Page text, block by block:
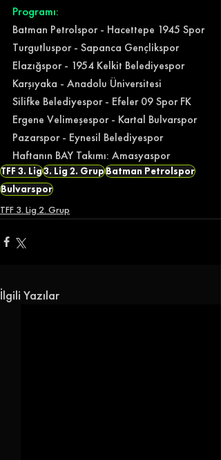
Programı:
Batman Petrolspor - Hacettepe 1945 Spor
Turgutluspor - Sapanca Gençlikspor
Elazığspor - 1954 Kelkit Belediyespor
Karşıyaka - Anadolu Üniversitesi
Silifke Belediyespor - Efeler 09 Spor FK
Ergene Velimeşespor - Kartal Bulvarspor
Pazarspor - Eynesil Belediyespor
Haftanın BAY Takımı: Amasyaspor
TFF 3. Lig3. Lig 2. GrupBatman Petrolspor
Bulvarspor
TFF 3. Lig 2. Grup
İlgili Yazılar